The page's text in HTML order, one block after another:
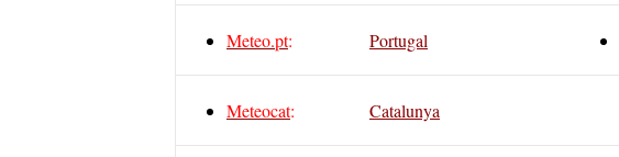
Meteo.pt: Portugal
Meteocat: Catalunya